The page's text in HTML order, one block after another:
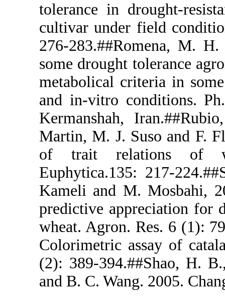
tolerance in
cultivar
276-
some
metabolical
and in-vitro
Martin, M. J.
of trait
Kameli and
predictive
wheat.
Colorimetric
(2): 389-
and B. C.